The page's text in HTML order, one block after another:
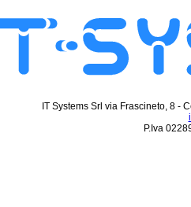
IT Systems Srl via Frascineto, 8 -
P.Iva